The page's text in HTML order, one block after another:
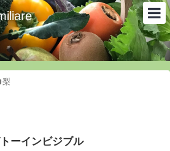
梨
ーインビジブル